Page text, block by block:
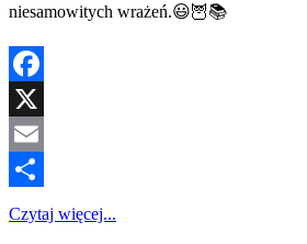
niesamowitych wrażeń.😃🦉📚
Facebook
X
Email
Share
Czytaj więcej...